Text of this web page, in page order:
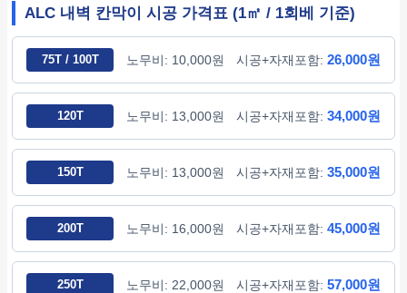
ALC 내벽 칸막이 시공 가격표 (1㎡ / 1회베 기준)
75T / 100T 노무비: 10,000원 시공+자재포함: 26,000원
120T 노무비: 13,000원 시공+자재포함: 34,000원
150T 노무비: 13,000원 시공+자재포함: 35,000원
200T 노무비: 16,000원 시공+자재포함: 45,000원
250T 노무비: 22,000원 시공+자재포함: 57,000원